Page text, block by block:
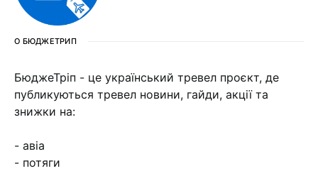
О БЮДЖЕТРИП
БюджеТріп - це український тревел проєкт, де
публикуються тревел новини, гайди, акції та
знижки на:
- авіа
- потяги